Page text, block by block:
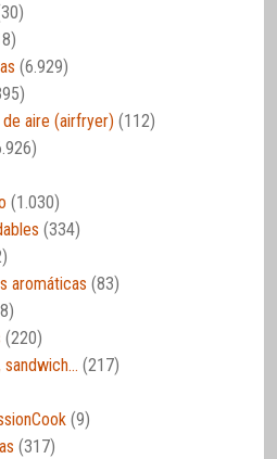
(6.929)
aire (airfryer) (112)
(1.030)
(334)
aromáticas (83)
(220)
sandwich… (217)
(9)
(317)